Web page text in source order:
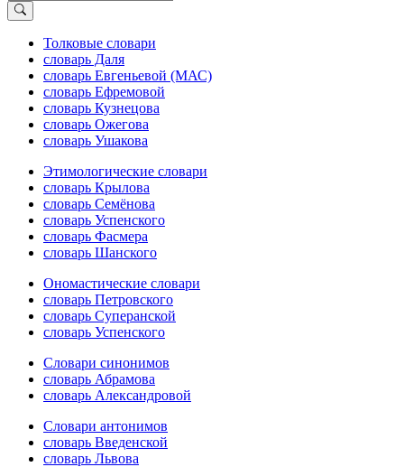
Толковые словари
словарь Даля
словарь Евгеньевой (МАС)
словарь Ефремовой
словарь Кузнецова
словарь Ожегова
словарь Ушакова
Этимологические словари
словарь Крылова
словарь Семёнова
словарь Успенского
словарь Фасмера
словарь Шанского
Ономастические словари
словарь Петровского
словарь Суперанской
словарь Успенского
Словари синонимов
словарь Абрамова
словарь Александровой
Словари антонимов
словарь Введенской
словарь Львова